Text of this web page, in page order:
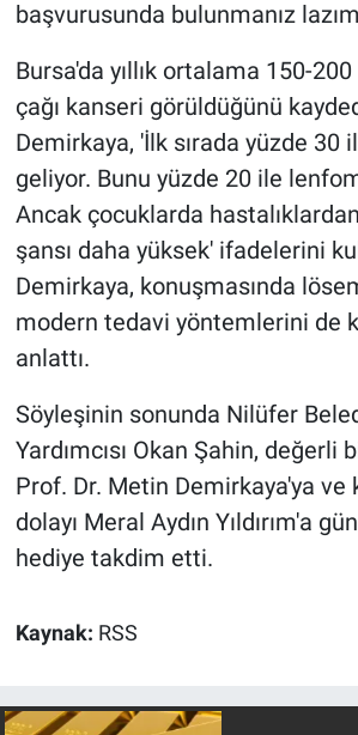
başvurusunda bulunmanız
Bursa'da yıllık ortalama 150-
çağı kanseri görüldüğünü
Demirkaya, 'İlk sırada yüzde 30
geliyor. Bunu yüzde 20 ile
Ancak çocuklarda
şansı daha yüksek' ifadelerini
Demirkaya, konuşmasında
modern tedavi yöntemlerini de
anlattı.
Söyleşinin sonunda Nilüfer
Yardımcısı Okan Şahin, değerli
Prof. Dr. Metin Demirkaya'ya ve
dolayı Meral Aydın Yıldırım'a
hediye takdim etti.
Kaynak: RSS